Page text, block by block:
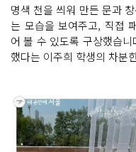
명색 천을 씌워 만든 문과
는 모습을 보여주고, 직접
어 볼 수 있도록 구상했습
했다는 이주희 학생의 차분